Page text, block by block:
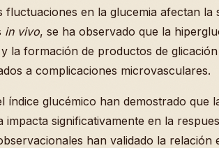
fluctuaciones en la glucemia afectan la
in vivo, se ha observado que la
la formación de productos de
a complicaciones microvasculares.
índice glucémico han demostrado que
impacta significativamente en la
han validado la relación